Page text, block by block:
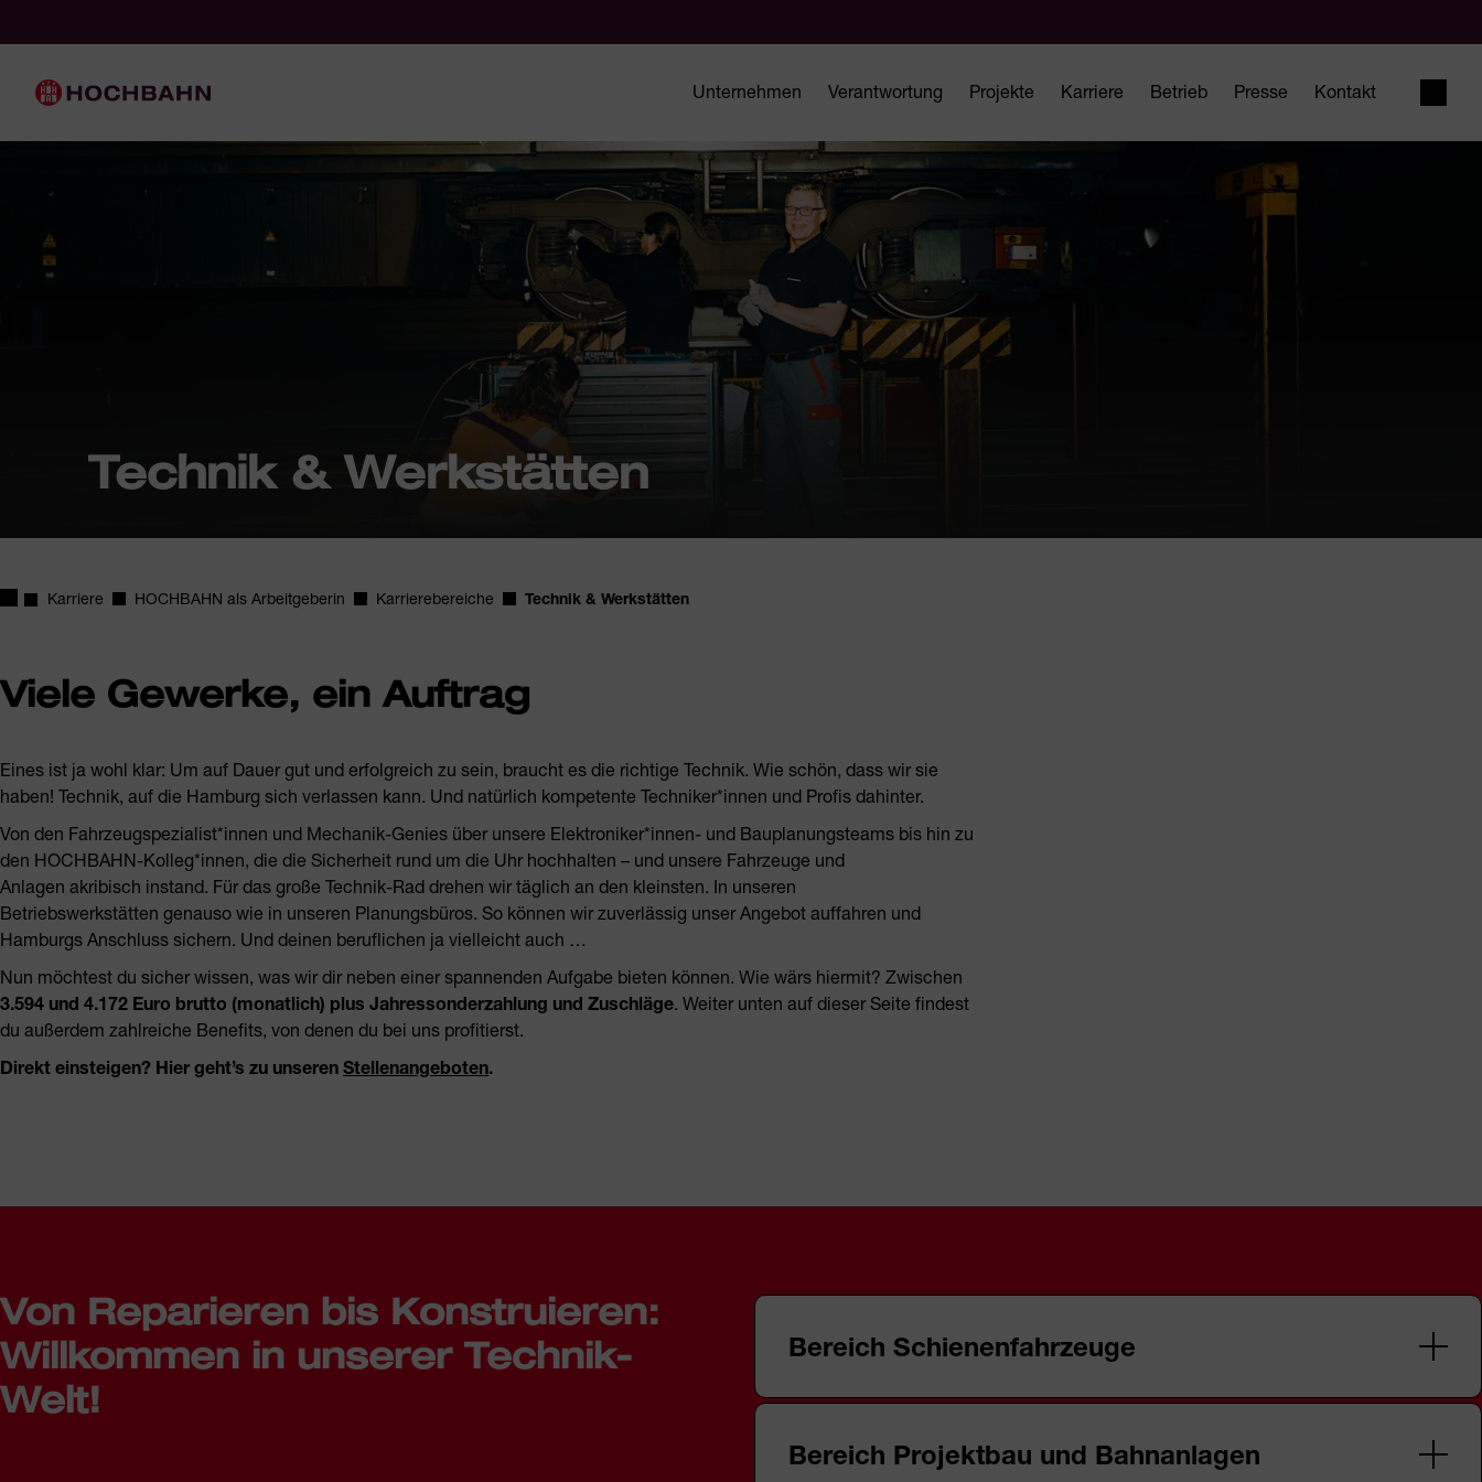
Hauptnavigation
Unternehmen Verantwortung Projekte Karriere Betrieb Presse Kontakt
Technik & Werkstätten
Startseite
Karriere HOCHBAHN als Arbeitgeberin Karrierebereiche Technik & Werkstätten
Viele Gewerke, ein Auftrag
Eines ist ja wohl klar: Um auf Dauer gut und erfolgreich zu sein, braucht es die richtige Technik. Wie schön, dass wir sie
haben! Technik, auf die Hamburg sich verlassen kann. Und natürlich kompetente Techniker*innen und Profis dahinter.
Von den Fahrzeugspezialist*innen und Mechanik-Genies über unsere Elektroniker*innen- und Bauplanungsteams bis hin zu
den HOCHBAHN-Kolleg*innen, die die Sicherheit rund um die Uhr hochhalten – und unsere Fahrzeuge und
Anlagen akribisch instand. Für das große Technik-Rad drehen wir täglich an den kleinsten. In unseren
Betriebswerkstätten genauso wie in unseren Planungsbüros. So können wir zuverlässig unser Angebot auffahren und
Hamburgs Anschluss sichern. Und deinen beruflichen ja vielleicht auch …
Nun möchtest du sicher wissen, was wir dir neben einer spannenden Aufgabe bieten können. Wie wärs hiermit? Zwischen
3.594 und 4.172 Euro brutto (monatlich) plus Jahressonderzahlung und Zuschläge. Weiter unten auf dieser Seite findest
du außerdem zahlreiche Benefits, von denen du bei uns profitierst.
Direkt einsteigen? Hier geht’s zu unseren Stellenangeboten.
Von Reparieren bis Konstruieren:
Willkommen in unserer Technik-
Welt!
Bereich Schienenfahrzeuge
Sichere, effiziente und zuverlässige U-Bahn-Fahrzeuge – das ist unser und der
Anspruch der Fahrgäste. Die Herausforderung für unsere Kolleg*innen in diesem
Bereich Projektbau und Bahnanlagen